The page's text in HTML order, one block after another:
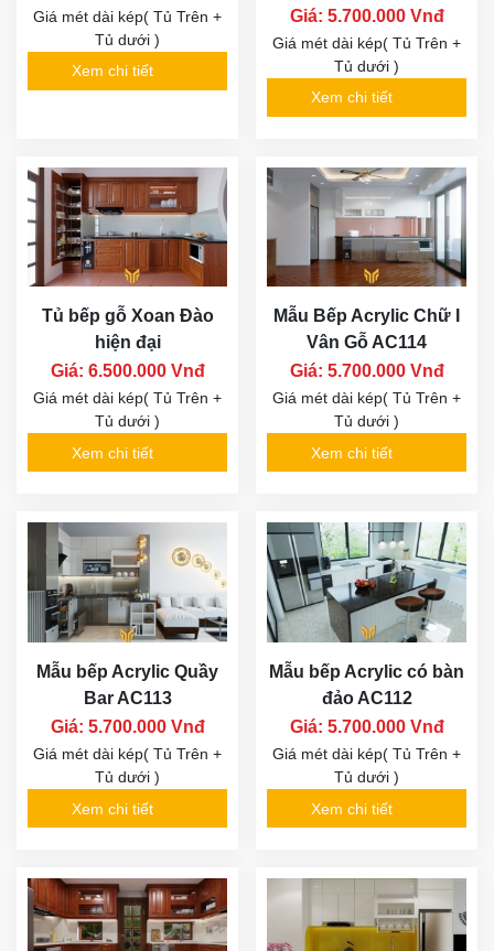
Giá mét dài kép( Tủ Trên +
Tủ dưới )
Xem chi tiết
Giá: 5.700.000 Vnđ
Giá mét dài kép( Tủ Trên +
Tủ dưới )
Xem chi tiết
Tủ bếp gỗ Xoan Đào
hiện đại
Giá: 6.500.000 Vnđ
Giá mét dài kép( Tủ Trên +
Tủ dưới )
Xem chi tiết
Mẫu Bếp Acrylic Chữ I
Vân Gỗ AC114
Giá: 5.700.000 Vnđ
Giá mét dài kép( Tủ Trên +
Tủ dưới )
Xem chi tiết
Mẫu bếp Acrylic Quầy
Bar AC113
Giá: 5.700.000 Vnđ
Giá mét dài kép( Tủ Trên +
Tủ dưới )
Xem chi tiết
Mẫu bếp Acrylic có bàn
đảo AC112
Giá: 5.700.000 Vnđ
Giá mét dài kép( Tủ Trên +
Tủ dưới )
Xem chi tiết